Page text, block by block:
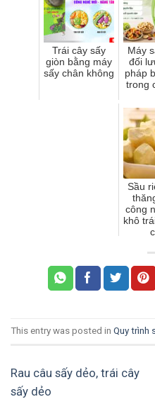
Trái cây sấy
giòn bằng máy
sấy chân không
Máy
đối
pháp
trong
Sầu
công
khô
This entry was posted in Quy trình
Rau câu sấy dẻo, trái cây
sấy dẻo